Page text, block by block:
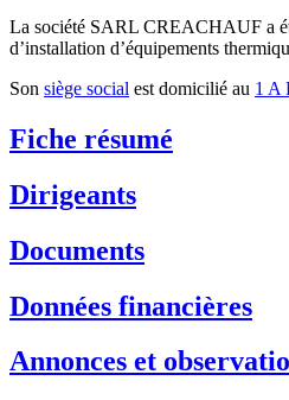
La société SARL CREACHAUF a
d’installation d’équipements
Son siège social est domicilié au 1 A
Fiche résumé
Dirigeants
Documents
Données financières
Annonces et